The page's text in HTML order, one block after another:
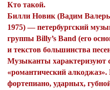
Кто такой.
Билли Новик (Вадим
1975) — петербургский
группы Billy’s Band (его
и текстов большинства
Музыканты характеризуют
«романтический алкоджаз».
фортепиано, ударных,